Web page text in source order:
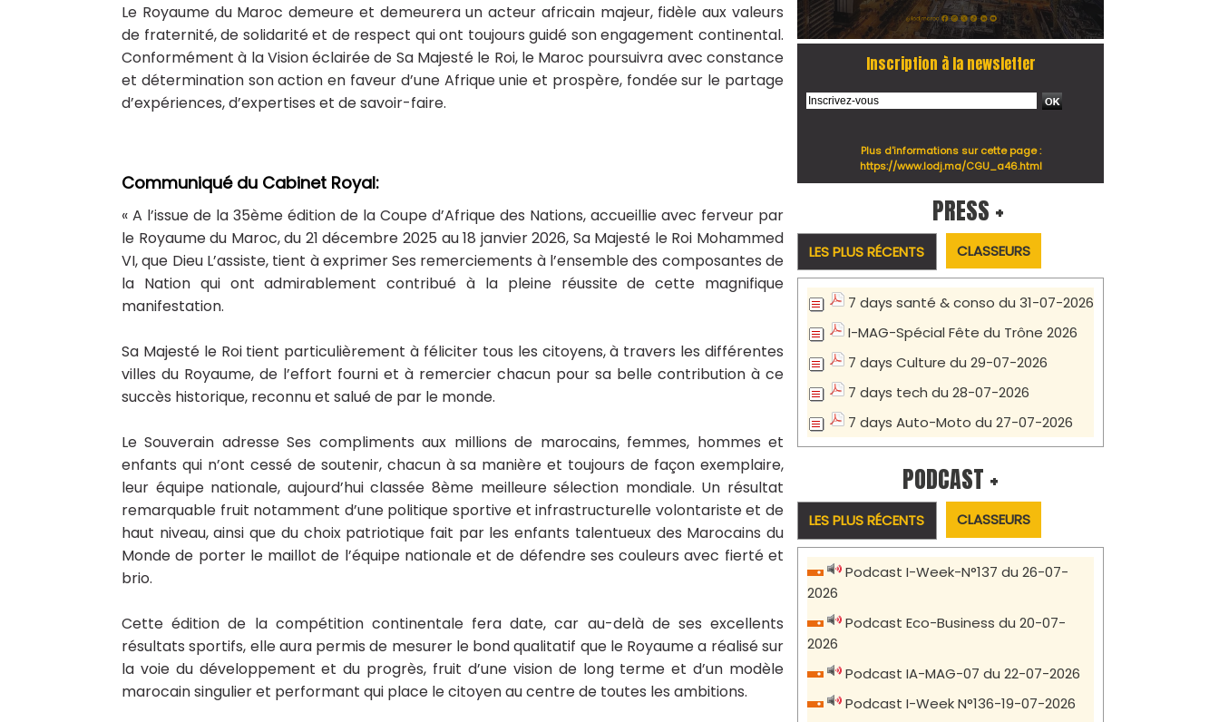
Le Royaume du Maroc demeure et demeurera un acteur africain majeur, fidèle aux valeurs
de fraternité, de solidarité et de respect qui ont toujours guidé son engagement continental.
Conformément à la Vision éclairée de Sa Majesté le Roi, le Maroc poursuivra avec constance
et détermination son action en faveur d’une Afrique unie et prospère, fondée sur le partage
d’expériences, d’expertises et de savoir-faire.
Communiqué du Cabinet Royal:
« A l’issue de la 35ème édition de la Coupe d’Afrique des Nations, accueillie avec ferveur par
le Royaume du Maroc, du 21 décembre 2025 au 18 janvier 2026, Sa Majesté le Roi Mohammed
VI, que Dieu L’assiste, tient à exprimer Ses remerciements à l’ensemble des composantes de
la Nation qui ont admirablement contribué à la pleine réussite de cette magnifique
manifestation.
Sa Majesté le Roi tient particulièrement à féliciter tous les citoyens, à travers les différentes
villes du Royaume, de l’effort fourni et à remercier chacun pour sa belle contribution à ce
succès historique, reconnu et salué de par le monde.
Le Souverain adresse Ses compliments aux millions de marocains, femmes, hommes et
enfants qui n’ont cessé de soutenir, chacun à sa manière et toujours de façon exemplaire,
leur équipe nationale, aujourd’hui classée 8ème meilleure sélection mondiale. Un résultat
remarquable fruit notamment d’une politique sportive et infrastructurelle volontariste et de
haut niveau, ainsi que du choix patriotique fait par les enfants talentueux des Marocains du
Monde de porter le maillot de l’équipe nationale et de défendre ses couleurs avec fierté et
brio.
Cette édition de la compétition continentale fera date, car au-delà de ses excellents
résultats sportifs, elle aura permis de mesurer le bond qualitatif que le Royaume a réalisé sur
la voie du développement et du progrès, fruit d’une vision de long terme et d’un modèle
marocain singulier et performant qui place le citoyen au centre de toutes les ambitions.
Inscription à la newsletter
Plus d'informations sur cette page :
https://www.lodj.ma/CGU_a46.html
PRESS +
LES PLUS RÉCENTS CLASSEURS
7 days santé & conso du 31-07-2026
I-MAG-Spécial Fête du Trône 2026
7 days Culture du 29-07-2026
7 days tech du 28-07-2026
7 days Auto-Moto du 27-07-2026
PODCAST +
LES PLUS RÉCENTS CLASSEURS
Podcast I-Week-N°137 du 26-07-
2026
Podcast Eco-Business du 20-07-
2026
Podcast IA-MAG-07 du 22-07-2026
Podcast I-Week N°136-19-07-2026